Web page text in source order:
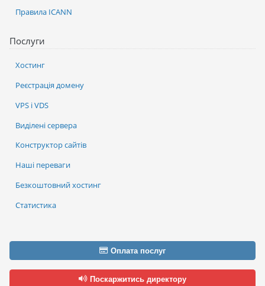
Послуги
Хостинг
Реєстрація домену
VPS і VDS
Виділені сервера
Конструктор сайтів
Наші переваги
Безкоштовний хостинг
Статистика
Правила ICANN
Оплата послуг
Поскаржитись директору